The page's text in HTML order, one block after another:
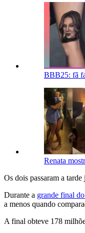
BBB25: fã
Renata
Os dois passaram a
Durante a grande final
a menos quando
A final obteve 178